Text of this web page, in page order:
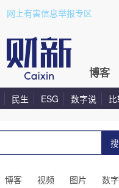
网上有害信息举报专区
博客
民生 ESG 数字说
博客 视频 图片 数